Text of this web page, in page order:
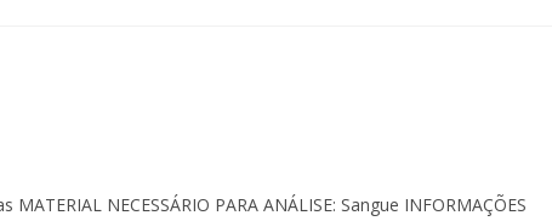
NECESSÁRIO PARA ANÁLISE: Sangue INFORMAÇÕES